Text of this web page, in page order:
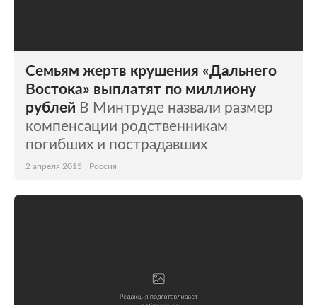
Семьям жертв крушения «Дальнего
Востока» выплатят по миллиону
рублей В Минтруде назвали размер
компенсации родственникам
погибших и пострадавших
2 апреля 2015 Россия